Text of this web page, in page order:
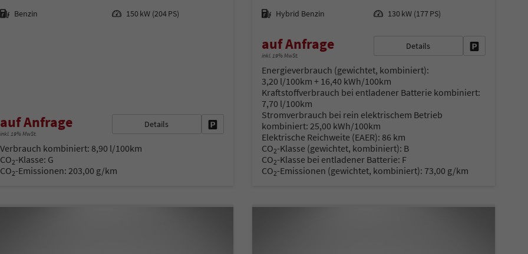
Kraftstoff
Benzin 150 kW (204 PS)
auf Anfrage
inkl. 19% MwSt.
Details Fahrzeug parken
Verbrauch kombiniert: 8,90 l/100km
CO2-Klasse: G
CO2-Emissionen: 203,00 g/km
Kraftstoff
Hybrid Benzin 130 kW (177 PS)
auf Anfrage
inkl. 19% MwSt.
Details
Energieverbrauch (gewichtet, kombiniert):
3,20 l/100km + 16,40 kWh/100km
Kraftstoffverbrauch bei entladener Batterie kombiniert:
7,70 l/100km
Stromverbrauch bei rein elektrischem Betrieb
kombiniert: 25,00 kWh/100km
Elektrische Reichweite (EAER): 86 km
CO2-Klasse (gewichtet, kombiniert): B
CO2-Klasse bei entladener Batterie: F
CO2-Emissionen (gewichtet, kombiniert): 73,00 g/km